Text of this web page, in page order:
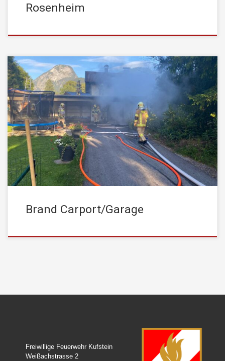
Rosenheim
In den Morgenstunden des 05. Juli 2020 wurde die
STADTFEUERWEHR Kufstein mittels stiller Alarmierung von der
Leitstelle Tirol zu einem Brandeinsatz alarmiert.
Einsatzstichwort: Brand Garage Aus bislang unbekannter
Ursache geriet ein Müllcontainer in Brand. Dieser war unter einem
Carport abgestellt und der Brand breitete sich daher auch auf das
Holzcarport […]
Brand Carport/Garage
Freiwillige Feuerwehr Kufstein
Weißachstrasse 2